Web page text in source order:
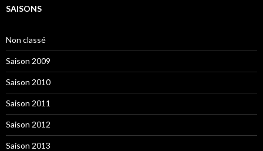
SAISONS
Non classé
Saison 2009
Saison 2010
Saison 2011
Saison 2012
Saison 2013